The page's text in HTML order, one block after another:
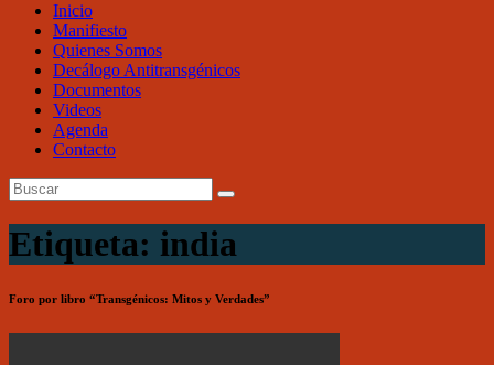
Inicio
Manifiesto
Quienes Somos
Decálogo Antitransgénicos
Documentos
Videos
Agenda
Contacto
Etiqueta: india
Foro por libro “Transgénicos: Mitos y Verdades”